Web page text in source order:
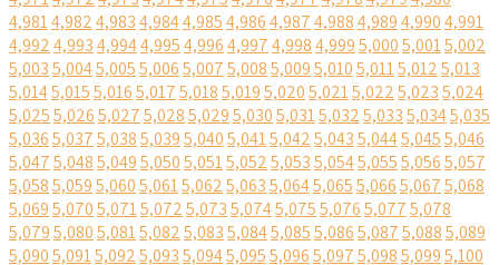
4,9814,9824,9834,9844,9854,9864,9874,9884,9894,9904,991
4,9924,9934,9944,9954,9964,9974,9984,9995,0005,0015,002
5,0035,0045,0055,0065,0075,0085,0095,0105,0115,0125,013
5,0145,0155,0165,0175,0185,0195,0205,0215,0225,0235,024
5,0255,0265,0275,0285,0295,0305,0315,0325,0335,0345,035
5,0365,0375,0385,0395,0405,0415,0425,0435,0445,0455,046
5,0475,0485,0495,0505,0515,0525,0535,0545,0555,0565,057
5,0585,0595,0605,0615,0625,0635,0645,0655,0665,0675,068
5,0695,0705,0715,0725,0735,0745,0755,0765,0775,078
5,0795,0805,0815,0825,0835,0845,0855,0865,0875,0885,089
5,0905,0915,0925,0935,0945,0955,0965,0975,0985,0995,100